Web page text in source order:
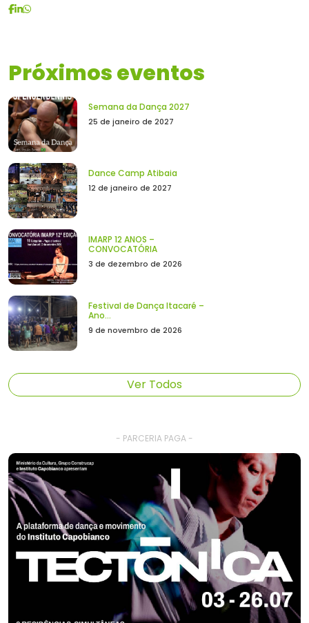
Próximos eventos
Semana da Dança 2027
25 de janeiro de 2027
Dance Camp Atibaia
12 de janeiro de 2027
IMARP 12 ANOS –
CONVOCATÓRIA
3 de dezembro de 2026
Festival de Dança Itacaré –
Ano...
9 de novembro de 2026
Ver Todos
- PARCERIA PAGA -